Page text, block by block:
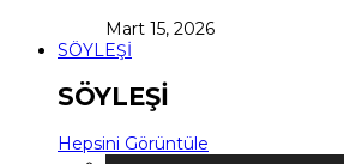
Mart 15, 2026
SÖYLEŞİ
SÖYLEŞİ
Hepsini Görüntüle